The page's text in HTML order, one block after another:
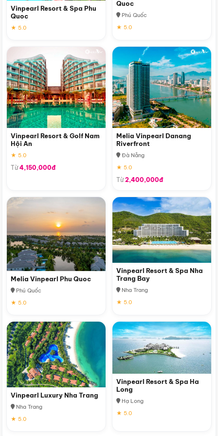
Vinpearl Resort & Spa Phu
Quoc
★ 5.0
Quoc
Phú Quốc
★ 5.0
Vinpearl Resort & Golf Nam
Hội An
★ 5.0
Từ4,150,000đ
Melia Vinpearl Danang
Riverfront
Đà Nẵng
★ 5.0
Từ2,400,000đ
Melia Vinpearl Phu Quoc
Phú Quốc
★ 5.0
Vinpearl Resort & Spa Nha
Trang Bay
Nha Trang
★ 5.0
Vinpearl Luxury Nha Trang
Nha Trang
★ 5.0
Vinpearl Resort & Spa Ha
Long
Hạ Long
★ 5.0